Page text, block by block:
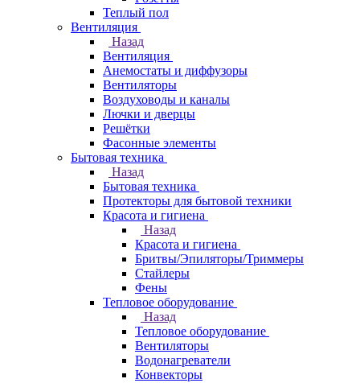
Теплый пол
Вентиляция
Назад
Вентиляция
Анемостаты и диффузоры
Вентиляторы
Воздуховоды и каналы
Лючки и дверцы
Решётки
Фасонные элементы
Бытовая техника
Назад
Бытовая техника
Протекторы для бытовой техники
Красота и гигиена
Назад
Красота и гигиена
Бритвы/Эпиляторы/Триммеры
Стайлеры
Фены
Тепловое оборудование
Назад
Тепловое оборудование
Вентиляторы
Водонагреватели
Конвекторы